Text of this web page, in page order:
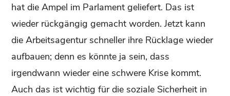
hat die Ampel im Parlament geliefert. Das ist
wieder rückgängig gemacht worden. Jetzt kann
die Arbeitsagentur schneller ihre Rücklage wieder
aufbauen; denn es könnte ja sein, dass
irgendwann wieder eine schwere Krise kommt.
Auch das ist wichtig für die soziale Sicherheit in